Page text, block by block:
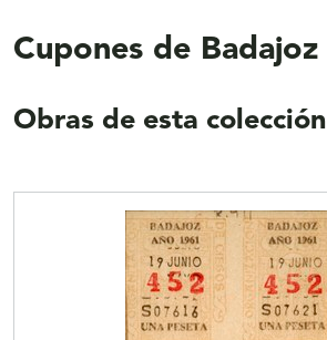
Cupones de Badajoz
Obras de esta colección